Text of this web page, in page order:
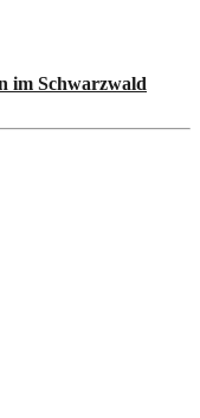
im Schwarzwald